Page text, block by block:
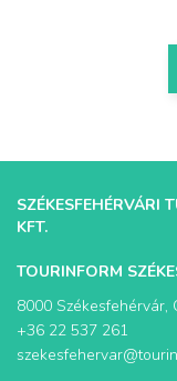
SZÉKESFEHÉRVÁRI
KFT.
TOURINFORM
8000 Székesfehérvár,
+36 22 537 261